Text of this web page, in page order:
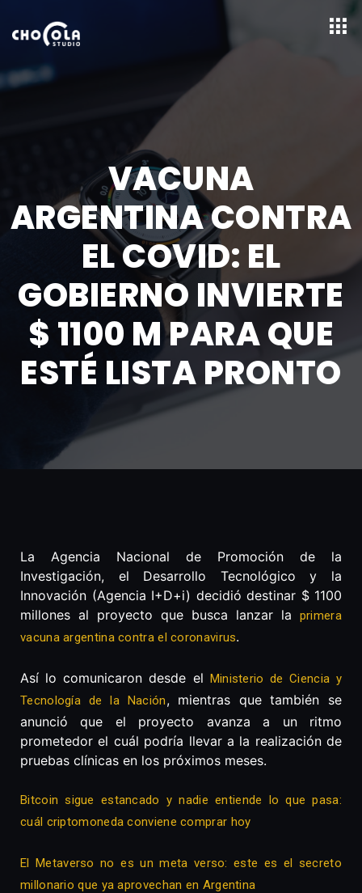
VACUNA
ARGENTINA CONTRA
EL COVID: EL
GOBIERNO INVIERTE
$ 1100 M PARA QUE
ESTÉ LISTA PRONTO
La Agencia Nacional de Promoción de la
Investigación, el Desarrollo Tecnológico y la
Innovación (Agencia I+D+i) decidió destinar $ 1100
millones al proyecto que busca lanzar la primera
vacuna argentina contra el coronavirus.
Así lo comunicaron desde el Ministerio de Ciencia y
Tecnología de la Nación, mientras que también se
anunció que el proyecto avanza a un ritmo
prometedor el cuál podría llevar a la realización de
pruebas clínicas en los próximos meses.
Bitcoin sigue estancado y nadie entiende lo que pasa:
cuál criptomoneda conviene comprar hoy
El Metaverso no es un meta verso: este es el secreto
millonario que ya aprovechan en Argentina